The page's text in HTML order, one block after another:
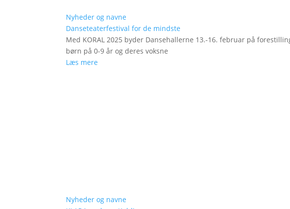
Nyheder og navne
Danseteaterfestival for de mindste
Med KORAL 2025 byder Dansehallerne 13.-16. februar på
børn på 0-9 år og deres voksne
Læs mere
Nyheder og navne